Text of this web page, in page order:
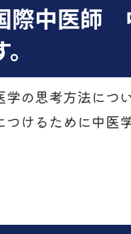
際中医師
学の思考方法につ
つけるために中医